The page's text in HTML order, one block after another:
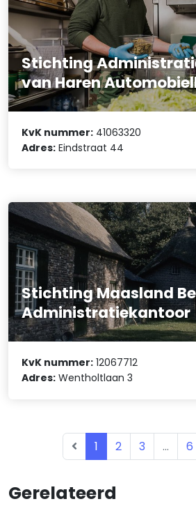
Gerelateerd
Stichting
van Haren
KvK nummer: 41063320
Adres: Eindstraat 44
Stichting Maasland
Administratiekantoor
KvK nummer: 12067712
Adres: Wentholtlaan 3
1 2 3 ... 6